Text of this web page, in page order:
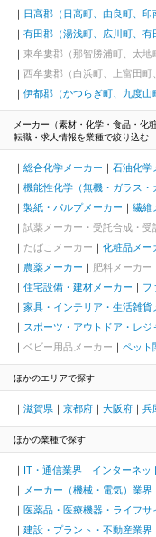
日高郡（日高町、由良町、印
有田郡（湯浅町、広川町、有
東牟婁郡（那智勝浦町、太地
西牟婁郡（白浜町、上富田町
伊都郡（かつらぎ町、九度山
メーカー（素材・化学・食品・化
転職・求人情報を業種で絞り込む
総合化学メーカー 石油化学
機能性化学（無機・ガラス
製紙・パルプメーカー
繊維
試薬メーカー・受託合成・受
たばこメーカー
化粧品メー
農薬メーカー
肥料メーカー
住宅設備・建材メーカー
フ
家具・インテリア・生活雑貨
スポーツ・アウトドア・レジ
ベビー用品メーカー
ペット
ほかのエリアで探す
滋賀県 京都府 大阪府 兵
ほかの業種で探す
IT・通信業界
インターネッ
メーカー（機械・電気）業界
医薬品・医療機器・ライフサ
建設・プラント・不動産業界